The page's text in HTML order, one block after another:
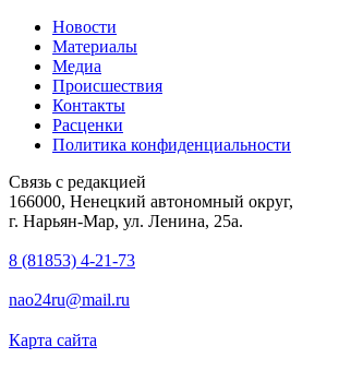
Новости
Материалы
Медиа
Происшествия
Контакты
Расценки
Политика конфиденциальности
Связь с редакцией
166000, Ненецкий автономный округ,
г. Нарьян-Мар, ул. Ленина, 25а.
8 (81853) 4-21-73
nao24ru@mail.ru
Карта сайта